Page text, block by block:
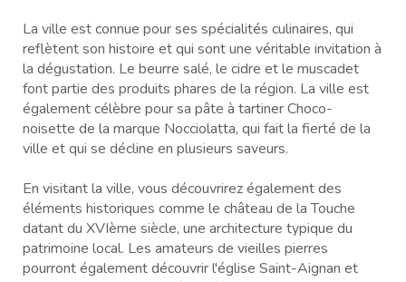
La ville est connue pour ses spécialités culinaires, qui
reflètent son histoire et qui sont une véritable invitation à
la dégustation. Le beurre salé, le cidre et le muscadet
font partie des produits phares de la région. La ville est
également célèbre pour sa pâte à tartiner Choco-
noisette de la marque Nocciolatta, qui fait la fierté de la
ville et qui se décline en plusieurs saveurs.
En visitant la ville, vous découvrirez également des
éléments historiques comme le château de la Touche
datant du XVIème siècle, une architecture typique du
patrimoine local. Les amateurs de vieilles pierres
pourront également découvrir l'église Saint-Aignan et